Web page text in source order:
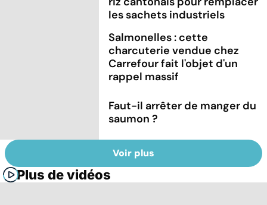
les sachets industriels
Salmonelles : cette
charcuterie vendue chez
Carrefour fait l'objet d'un
rappel massif
Faut-il arrêter de manger du
saumon ?
Voir plus
Plus de vidéos